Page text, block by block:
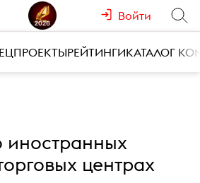
Войти
РЕЙТИНГИКАТАЛОГ
иностранных
центрах